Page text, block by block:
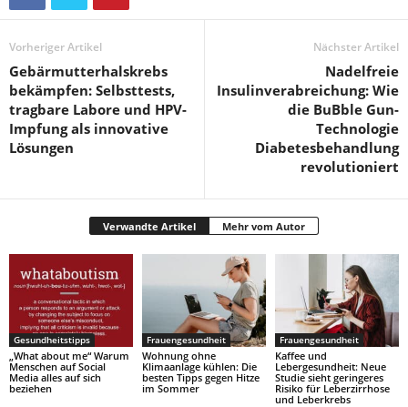
Vorheriger Artikel
Gebärmutterhalskrebs
bekämpfen: Selbsttests,
tragbare Labore und HPV-
Impfung als innovative
Lösungen
Nächster Artikel
Nadelfreie
Insulinverabreichung: Wie
die BuBble Gun-
Technologie
Diabetesbehandlung
revolutioniert
Verwandte Artikel Mehr vom Autor
Gesundheitstipps
„What about me“ Warum
Menschen auf Social
Media alles auf sich
beziehen
Frauengesundheit
Wohnung ohne
Klimaanlage kühlen: Die
besten Tipps gegen Hitze
im Sommer
Frauengesundheit
Kaffee und
Lebergesundheit: Neue
Studie sieht geringeres
Risiko für Leberzirrhose
und Leberkrebs